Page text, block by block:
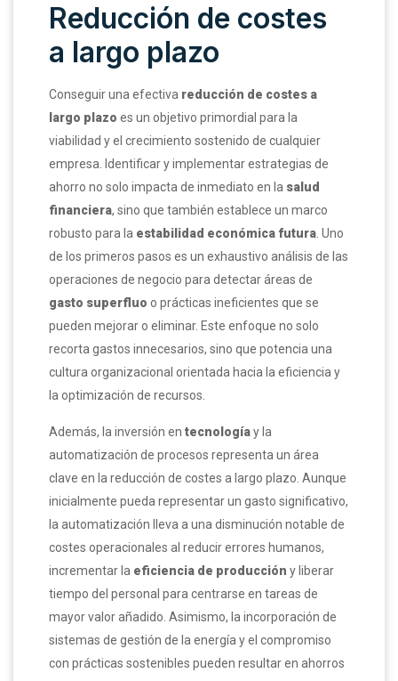
Reducción de costes
a largo plazo
Conseguir una efectiva reducción de costes a
largo plazo es un objetivo primordial para la
viabilidad y el crecimiento sostenido de cualquier
empresa. Identificar y implementar estrategias de
ahorro no solo impacta de inmediato en la salud
financiera, sino que también establece un marco
robusto para la estabilidad económica futura . Uno
de los primeros pasos es un exhaustivo análisis de las
operaciones de negocio para detectar áreas de
gasto superfluo o prácticas ineficientes que se
pueden mejorar o eliminar. Este enfoque no solo
recorta gastos innecesarios, sino que potencia una
cultura organizacional orientada hacia la eficiencia y
la optimización de recursos.
Además, la inversión en tecnologíay la
automatización de procesos representa un área
clave en la reducción de costes a largo plazo. Aunque
inicialmente pueda representar un gasto significativo,
la automatización lleva a una disminución notable de
costes operacionales al reducir errores humanos,
incrementar la eficiencia de producción y liberar
tiempo del personal para centrarse en tareas de
mayor valor añadido. Asimismo, la incorporación de
sistemas de gestión de la energía y el compromiso
con prácticas sostenibles pueden resultar en ahorros